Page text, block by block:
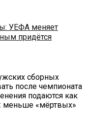
УЕФА меняет
придётся
сборных
после чемпионата
подаются как
меньше «мёртвых»